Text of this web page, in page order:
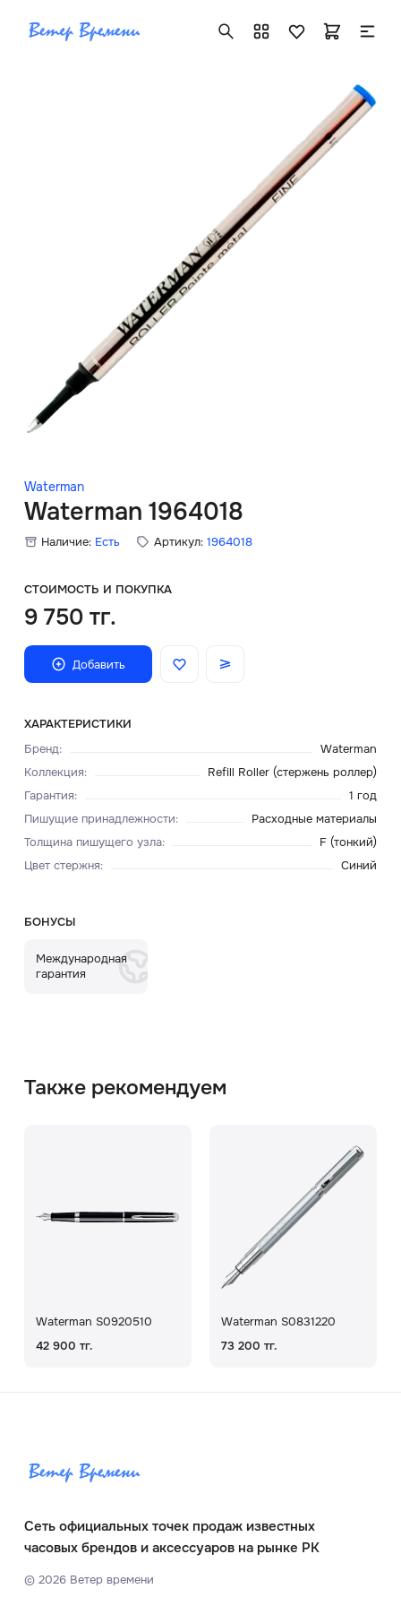
Waterman
Waterman 1964018
Наличие: Есть Артикул: 1964018
СТОИМОСТЬ И ПОКУПКА
9 750 тг.
Добавить
ХАРАКТЕРИСТИКИ
Бренд:
Waterman
Коллекция:
Refill Roller (стержень роллер)
Гарантия:
1 год
Пишущие принадлежности:
Расходные материалы
Толщина пишущего узла:
F (тонкий)
Цвет стержня: Синий
БОНУСЫ
Международная
гарантия
Также рекомендуем
Waterman S0920510
42 900 тг.
Waterman S0831220
73 200 тг.
Сеть официальных точек продаж известных
часовых брендов и аксессуаров на рынке РК
© 2026Ветер времени
+7 ( 705 ) 181-42-50
info@vetervremeni.kz
Авторизация
Каталог
Главная
О нас